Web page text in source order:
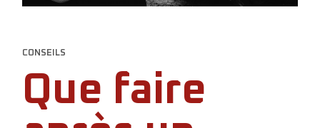
CONSEILS
Que faire